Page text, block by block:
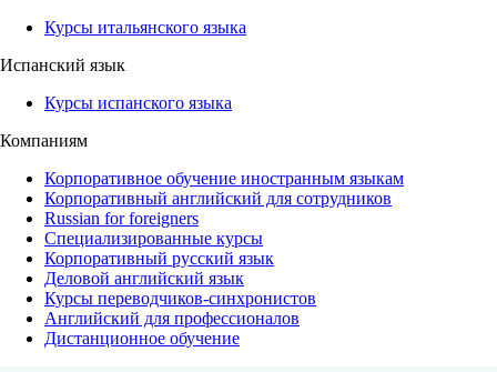
Курсы итальянского языка
Испанский язык
Курсы испанского языка
Компаниям
Корпоративное обучение иностранным языкам
Корпоративный английский для сотрудников
Russian for foreigners
Специализированные курсы
Корпоративный русский язык
Деловой английский язык
Курсы переводчиков-синхронистов
Английский для профессионалов
Дистанционное обучение